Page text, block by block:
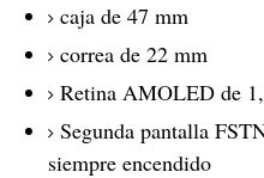
caja de 47 mm
correa de 22 mm
Retina AMOLED de
Segunda pantalla
siempre encendido